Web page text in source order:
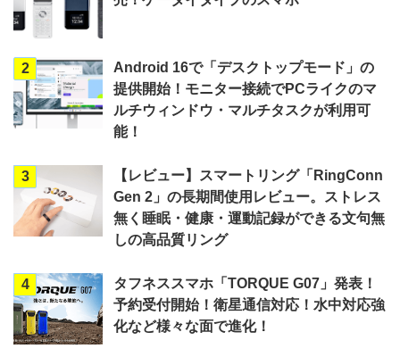
2
Android 16で「デスクトップモード」の
提供開始！モニター接続でPCライクのマ
ルチウィンドウ・マルチタスクが利用可
能！
3
【レビュー】スマートリング「RingConn
Gen 2」の長期間使用レビュー。ストレス
無く睡眠・健康・運動記録ができる文句無
しの高品質リング
4
タフネススマホ「TORQUE G07」発表！
予約受付開始！衛星通信対応！水中対応強
化など様々な面で進化！